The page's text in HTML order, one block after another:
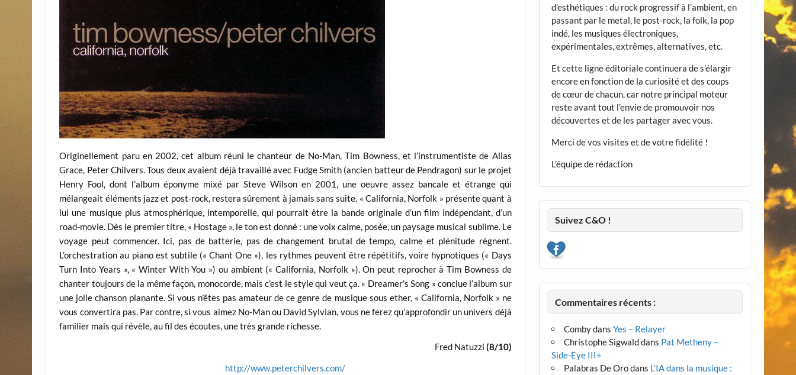
Originellement paru en 2002, cet album réuni le chanteur de No-Man, Tim Bowness, et l’instrumentiste de Alias
Grace, Peter Chilvers. Tous deux avaient déjà travaillé avec Fudge Smith (ancien batteur de Pendragon) sur le projet
Henry Fool, dont l’album éponyme mixé par Steve Wilson en 2001, une oeuvre assez bancale et étrange qui
mélangeait éléments jazz et post-rock, restera sûrement à jamais sans suite. « California, Norfolk » présente quant à
lui une musique plus atmosphérique, intemporelle, qui pourrait être la bande originale d’un film indépendant, d’un
road-movie. Dès le premier titre, « Hostage », le ton est donné : une voix calme, posée, un paysage musical sublime. Le
voyage peut commencer. Ici, pas de batterie, pas de changement brutal de tempo, calme et plénitude règnent.
L’orchestration au piano est subtile (« Chant One »), les rythmes peuvent être répétitifs, voire hypnotiques (« Days
Turn Into Years », « Winter With You ») ou ambient (« California, Norfolk »). On peut reprocher à Tim Bowness de
chanter toujours de la même façon, monocorde, mais c’est le style qui veut ça. « Dreamer’s Song » conclue l’album sur
une jolie chanson planante. Si vous n’êtes pas amateur de ce genre de musique sous ether, « California, Norfolk » ne
vous convertira pas. Par contre, si vous aimez No-Man ou David Sylvian, vous ne ferez qu’approfondir un univers déjà
familier mais qui révèle, au fil des écoutes, une très grande richesse.
Fred Natuzzi (8/10)
http://www.peterchilvers.com/
d’esthétiques : du rock progressif à l’ambient, en
passant par le metal, le post-rock, la folk, la pop
indé, les musiques électroniques,
expérimentales, extrêmes, alternatives, etc.
Et cette ligne éditoriale continuera de s’élargir
encore en fonction de la curiosité et des coups
de cœur de chacun, car notre principal moteur
reste avant tout l’envie de promouvoir nos
découvertes et de les partager avec vous.
Merci de vos visites et de votre fidélité !
L’équipe de rédaction
Suivez C&O !
Commentaires récents :
CombydansYes – Relayer
Christophe Sigwalddans Pat Metheny –
Side-Eye III+
Palabras De Orodans L’IA dans la musique :